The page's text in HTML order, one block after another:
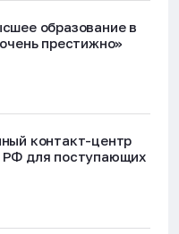
образование в
престижно»
контакт-центр
РФ для поступающих